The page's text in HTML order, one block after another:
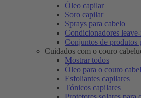
Óleo capilar
Soro capilar
Sprays para cabelo
Condicionadores
Conjuntos de produtos
Cuidados com o couro
Mostrar todos
Óleo para o couro
Esfoliantes capilares
Tónicos capilares